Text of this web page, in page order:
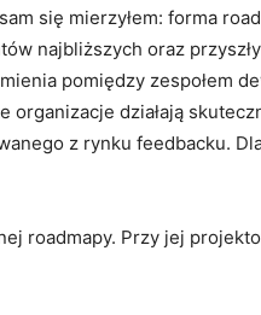
się mierzyłem: forma
najbliższych oraz
pomiędzy zespołem
organizacje działają
z rynku feedbacku.
roadmapy. Przy jej